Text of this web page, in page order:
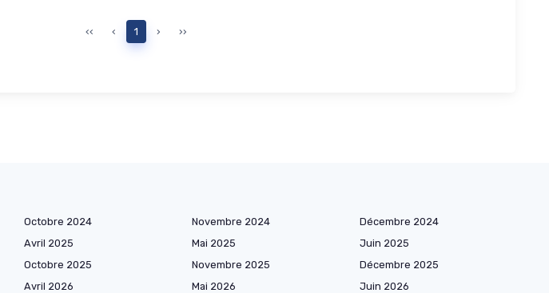
‹‹ ‹ 1 › ››
Octobre 2024 Novembre 2024
Décembre 2024
Avril 2025 Mai 2025
Juin 2025
Octobre 2025 Novembre 2025
Décembre 2025
Avril 2026 Mai 2026
Juin 2026